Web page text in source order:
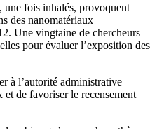
une fois inhalés, provoquent
des nanomatériaux
Une vingtaine de chercheurs
pour évaluer l’exposition des
à l’autorité administrative
et de favoriser le recensement